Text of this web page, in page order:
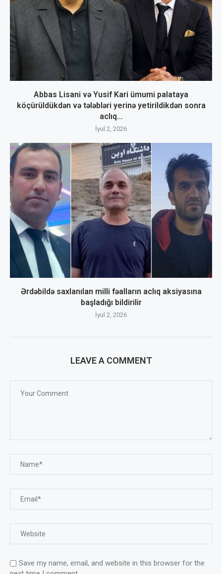
Abbas Lisani və Yusif Kari ümumi palataya
köçürüldükdən və tələbləri yerinə yetirildikdən sonra
aclıq...
İyul 2, 2026
Ərdəbildə saxlanılan milli fəalların aclıq aksiyasına
başladığı bildirilir
İyul 2, 2026
LEAVE A COMMENT
Save my name, email, and website in this browser for the